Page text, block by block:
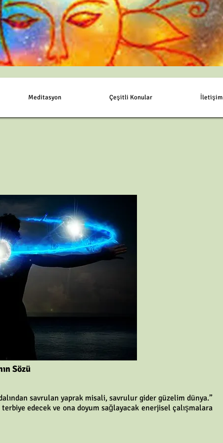
Sözü
savrulan yaprak misali, savrulur gider güzelim dünya.”
edecek ve ona doyum sağlayacak enerjisel çalışmalara
Meditasyon Çeşitli Konular İletişim